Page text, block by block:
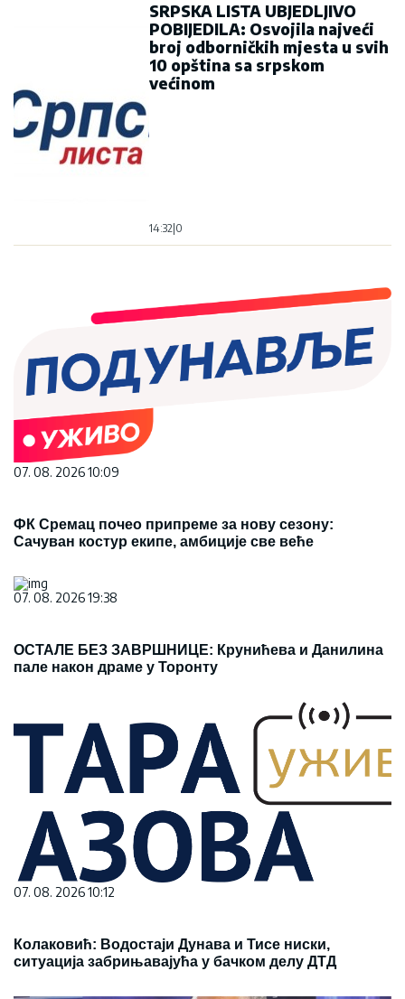
SRPSKA LISTA UBJEDLJIVO
POBIJEDILA: Osvojila najveći
broj odborničkih mjesta u svih
10 opština sa srpskom
većinom
14:32 0
07. 08. 2026 10:09
ФК Сремац почео припреме за нову сезону:
Сачуван костур екипе, амбиције све веће
07. 08. 2026 19:38
ОСТАЛЕ БЕЗ ЗАВРШНИЦЕ: Крунићева и Данилина
пале након драме у Торонту
07. 08. 2026 10:12
Колаковић: Водостаји Дунава и Тисе ниски,
ситуација забрињавајућа у бачком делу ДТД